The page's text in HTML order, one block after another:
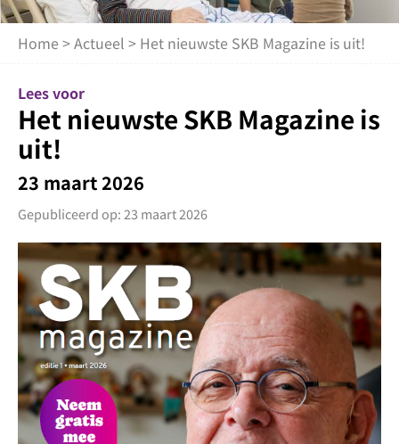
Home >Actueel > Het nieuwste SKB Magazine is uit!
Lees voor
Het nieuwste SKB Magazine is
uit!
23 maart 2026
Gepubliceerd op: 23 maart 2026